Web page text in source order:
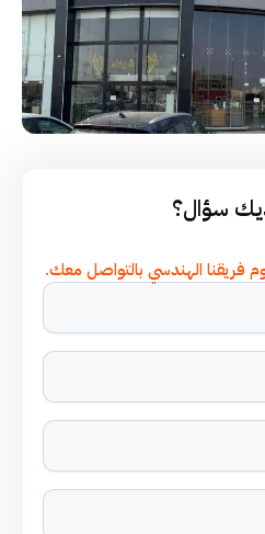
سؤال؟
فريقنا الهندسي بالتواصل معك.